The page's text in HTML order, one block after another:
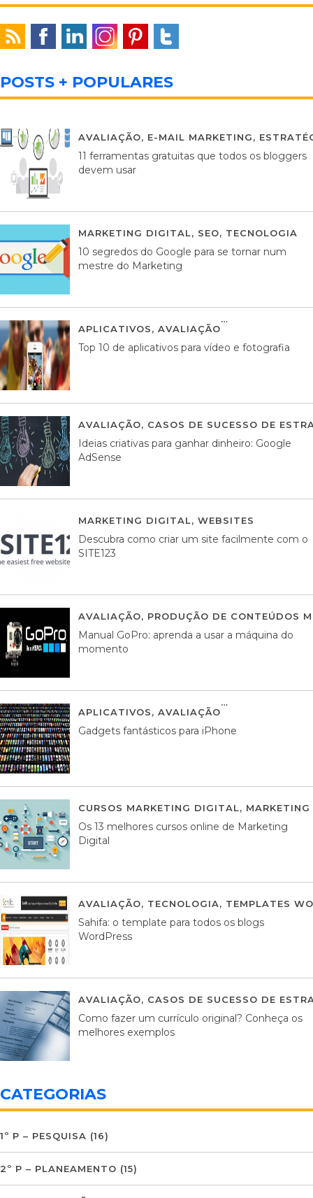
POSTS + POPULARES
AVALIAÇÃO, E-MAIL MARKETING,
11 ferramentas gratuitas que todos os bloggers
devem usar
MARKETING DIGITAL, SEO, TECNOLOGIA
10 segredos do Google para se tornar num
mestre do Marketing
APLICATIVOS, AVALIAÇÃO
Top 10 de aplicativos para vídeo e fotografia
AVALIAÇÃO, CASOS DE SUCESSO DE
Ideias criativas para ganhar dinheiro: Google
AdSense
MARKETING DIGITAL, WEBSITES
Descubra como criar um site facilmente com o
SITE123
AVALIAÇÃO, PRODUÇÃO DE CONTEÚDOS
Manual GoPro: aprenda a usar a máquina do
momento
APLICATIVOS, AVALIAÇÃO
Gadgets fantásticos para iPhone
CURSOS MARKETING DIGITAL,
Os 13 melhores cursos online de Marketing
Digital
AVALIAÇÃO, TECNOLOGIA, TEMPLATES
Sahifa: o template para todos os blogs
WordPress
AVALIAÇÃO, CASOS DE SUCESSO DE
Como fazer um currículo original? Conheça os
melhores exemplos
CATEGORIAS
1º P – PESQUISA (16)
2º P – PLANEAMENTO (15)